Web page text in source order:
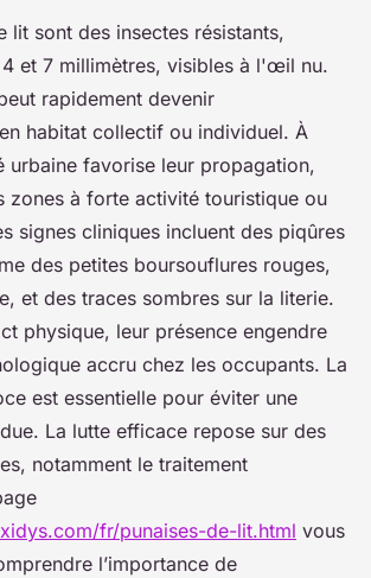
lit sont des insectes résistants,
4 et 7 millimètres, visibles à l'œil nu.
rapidement devenir
habitat collectif ou individuel. À
urbaine favorise leur propagation,
zones à forte activité touristique ou
signes cliniques incluent des piqûres
des petites boursouflures rouges,
et des traces sombres sur la literie.
physique, leur présence engendre
accru chez les occupants. La
est essentielle pour éviter une
La lutte efficace repose sur des
notamment le traitement
fr/punaises-de-lit.html vous
l’importance de